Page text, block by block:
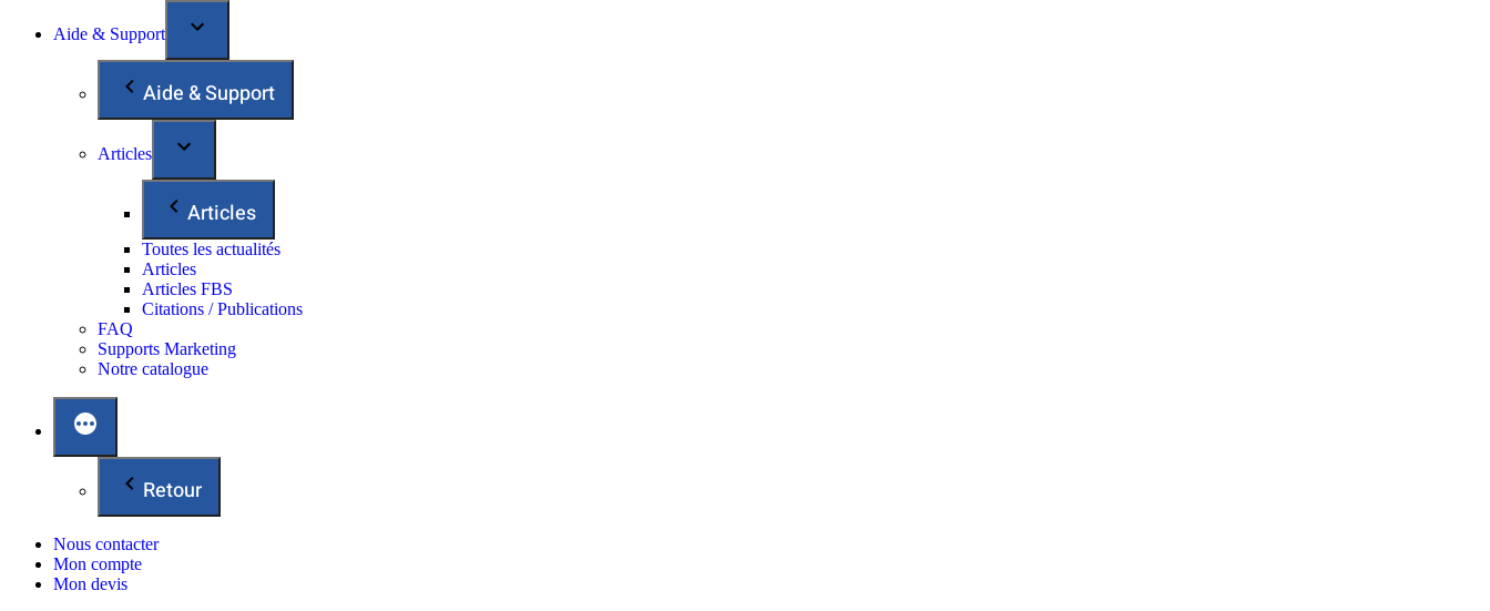
Aide & Support
Aide & Support
Articles
Articles
Toutes les actualités
Articles
Articles FBS
Citations / Publications
FAQ
Supports Marketing
Notre catalogue
Retour
Nous contacter
Mon compte
Mon devis